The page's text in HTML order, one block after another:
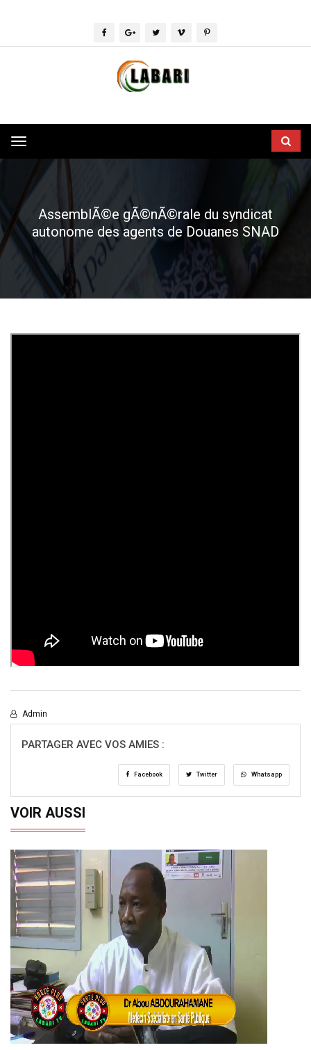
Toggle
navigation
AssemblÃ©e gÃ©nÃ©rale du syndicat
autonome des agents de Douanes SNAD
Admin
PARTAGER AVEC VOS AMIES :
Facebook Twitter Whatsapp
VOIR AUSSI